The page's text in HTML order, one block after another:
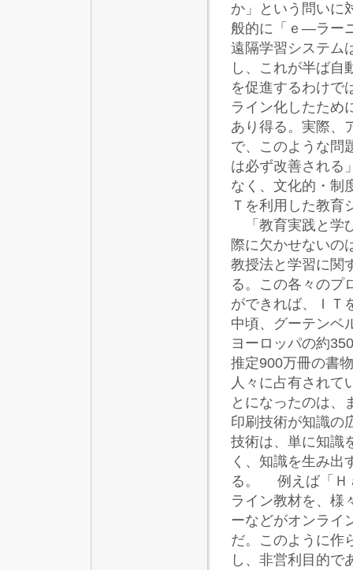
か」という問いに
般的に「ｅ―ラー
遠隔学習システム
し、これが半ば自
を促進するわけで
ライン化したため
あり得る。実際、
で、このような問
は必ず改善される
なく、文化的・制
Ｔを利用した教育
「教育実践と学
際に欠かせないの
教授法と学習に関
る。この各々のプ
ができれば、ＩＴ
中頃、グーテンベ
ヨーロッパの約
推定900万冊の書
人々に占有されて
とになったのは、
印刷技術が知識の
技術は、単に知識
く、知識を生み出
る。 例えば「Ｈ
ライン教材を、様
ーなどがオンライ
だ。このように作
し、非営利目的で